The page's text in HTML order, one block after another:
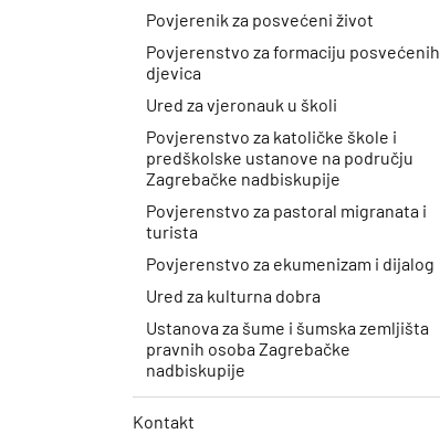
Povjerenik za posvećeni život
Povjerenstvo za formaciju posvećenih
djevica
Ured za vjeronauk u školi
Povjerenstvo za katoličke škole i
predškolske ustanove na području
Zagrebačke nadbiskupije
Povjerenstvo za pastoral migranata i
turista
Povjerenstvo za ekumenizam i dijalog
Ured za kulturna dobra
Ustanova za šume i šumska zemljišta
pravnih osoba Zagrebačke
nadbiskupije
Kontakt